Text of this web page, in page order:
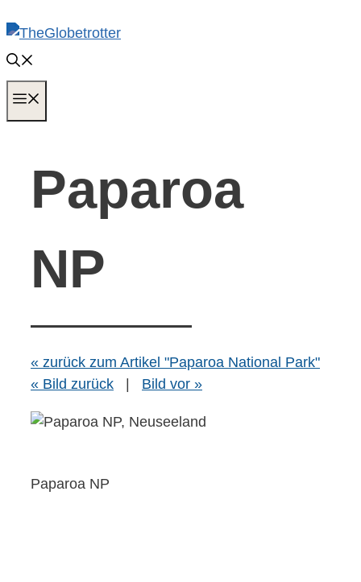
Inhalt
springen
Paparoa
NP
« zurück zum Artikel "Paparoa National Park"
« Bild zurück
| Bild vor »
Paparoa NP